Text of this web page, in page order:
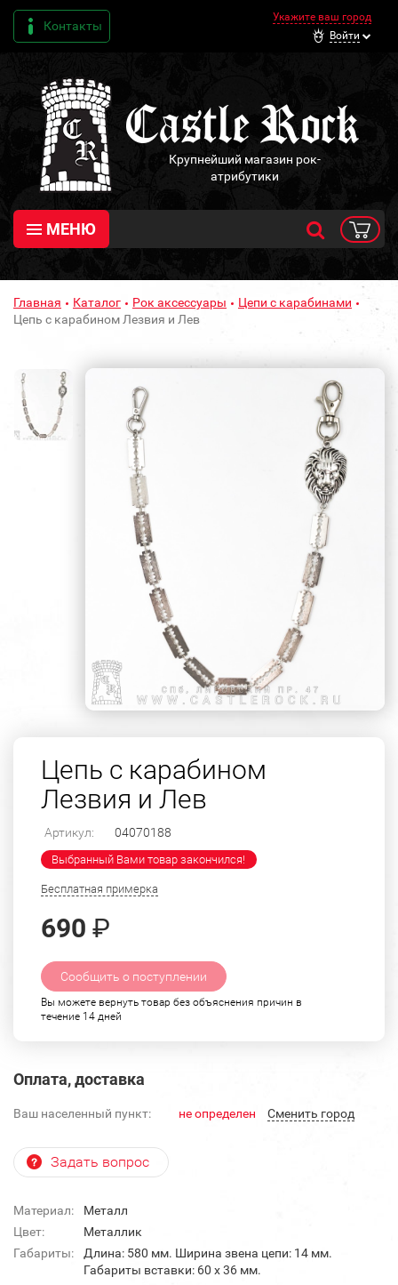
Контакты
Укажите ваш город
Войти
Крупнейший магазин рок-
атрибутики
МЕНЮ
Главная Каталог Рок аксессуары
Цепи с карабинами
Цепь с карабином Лезвия и Лев
Цепь с карабином
Лезвия и Лев
Артикул: 04070188
Выбранный Вами товар закончился!
Бесплатная примерка
690 ₽
Сообщить о поступлении
Вы можете вернуть товар без объяснения причин в
течение 14 дней
Оплата, доставка
Ваш населенный пункт: не определен Cменить город
Задать вопрос
Материал:
Металл
Цвет:
Металлик
Габариты:
Длина: 580 мм. Ширина звена цепи: 14 мм.
Габариты вставки: 60 х 36 мм.